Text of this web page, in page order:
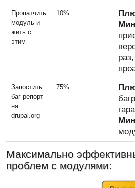
Пропатчить
модуль и
жить с
этим
10%
Запостить
баг-репорт
на
drupal.org
75%
Максимально
проблем с модулями: